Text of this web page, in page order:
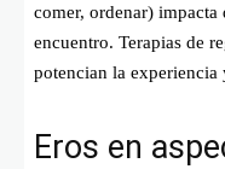
comer, ordenar) impacta
encuentro. Terapias de
potencian la experiencia
Eros en